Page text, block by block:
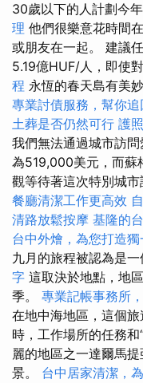
30歲以下的人計劃今
理 他們很樂意花時間
或朋友在一起。 建議
5.19億HUF/人，即使
程 永恆的春天島有美
專業討債服務，幫你追
土葬是否仍然可行 護
我們無法通過城市訪
為519,000美元，而蘇
觀等待著這次特別城市
餐廳清潔工作更高效
清路放鬆按摩 基隆的
台中外燴，為您打造
九月的旅程被認為是一
字 這取決於地點，地
季。 專業記帳事務所
在地中海地區，這個
時，工作場所的任務
麗的地區之一達爾馬
景。 台中居家清潔，